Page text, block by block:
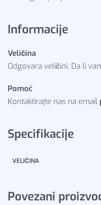
Informacije
Veličina
Odgovara veličini. Da li
Pomoć
Kontaktirajte nas na email
Specifikacije
VELIČINA
Povezani